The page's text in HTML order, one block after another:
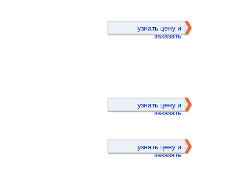
узнать цену и
заказать
узнать цену и
заказать
узнать цену и
заказать